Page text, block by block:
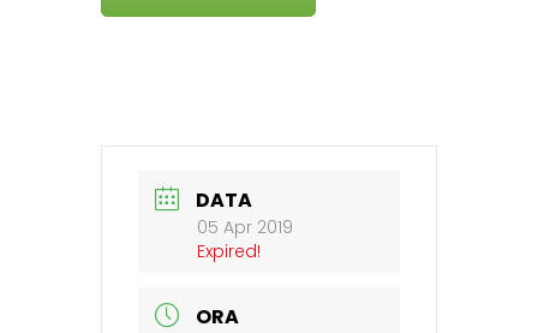
DATA
05 Apr 2019
Expired!
ORA